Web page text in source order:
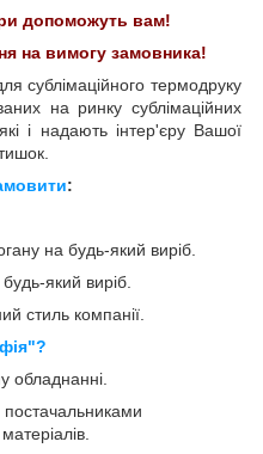
допоможуть вам!
на вимогу замовника!
сублімаційного термодруку
на ринку сублімаційних
і надають інтер'єру Вашої
:
на будь-який виріб.
який виріб.
стиль компанії.
обладнанні.